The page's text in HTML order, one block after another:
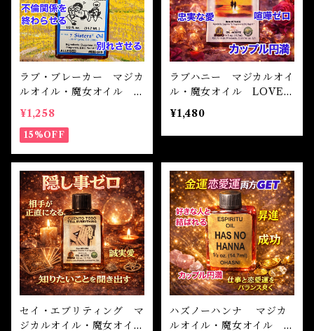
ラブ・ブレーカー マジカ
ルオイル・魔女オイル L
OVE BREAKER Magica
k Oil
¥1,258
15%OFF
ラブハニー マジカルオイ
ル・魔女オイル LOVE
HONEY Magical Oil
¥1,480
セイ・エブリティング マ
ジカルオイル・魔女オイ
ハズノーハンナ マジカ
ルオイル・魔女オイル H